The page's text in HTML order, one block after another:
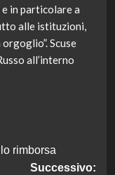
in particolare a
alle istituzioni,
Scuse
all’interno
rimborsa
Successivo: